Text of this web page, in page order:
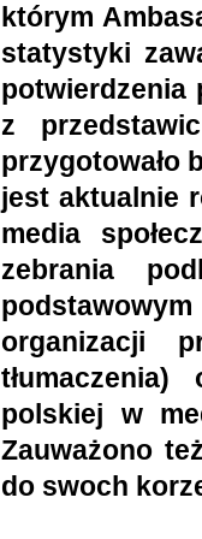
którym
statystyki
potwierdzenia
z
przygotowało
jest aktualnie
media
zebrania
organizacji
polskiej w
Zauważono
do swoch